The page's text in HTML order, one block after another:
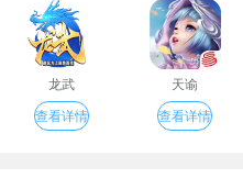
龙武
查看详情
天谕
查看详情